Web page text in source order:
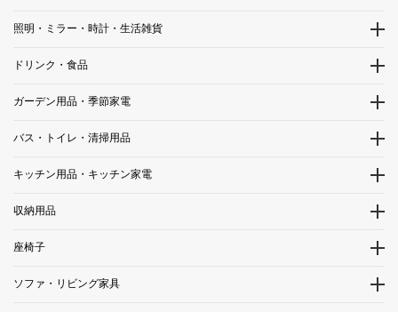
照明・ミラー・時計・生活雑貨
ドリンク・食品
ガーデン用品・季節家電
バス・トイレ・清掃用品
キッチン用品・キッチン家電
収納用品
座椅子
ソファ・リビング家具